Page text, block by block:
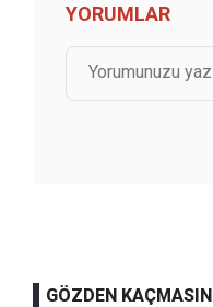
YORUMLAR
GÖZDEN KAÇMASIN